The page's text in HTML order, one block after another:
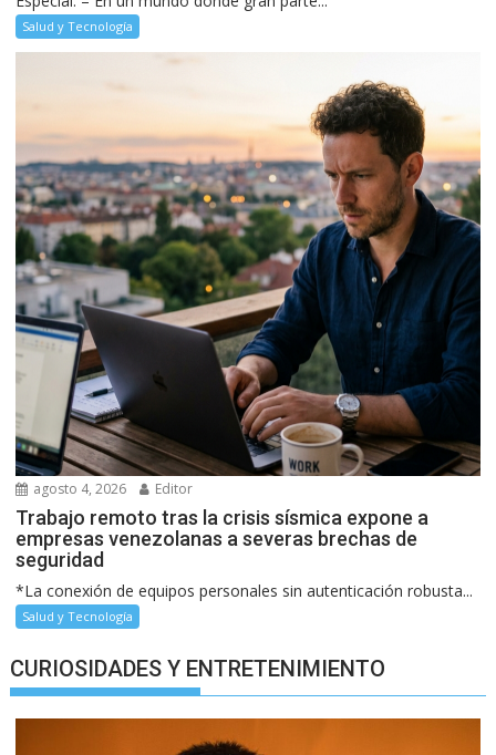
Salud y Tecnología
agosto 4, 2026 Editor
Trabajo remoto tras la crisis sísmica expone a
empresas venezolanas a severas brechas de
seguridad
*La conexión de equipos personales sin autenticación robusta...
Salud y Tecnología
CURIOSIDADES Y ENTRETENIMIENTO